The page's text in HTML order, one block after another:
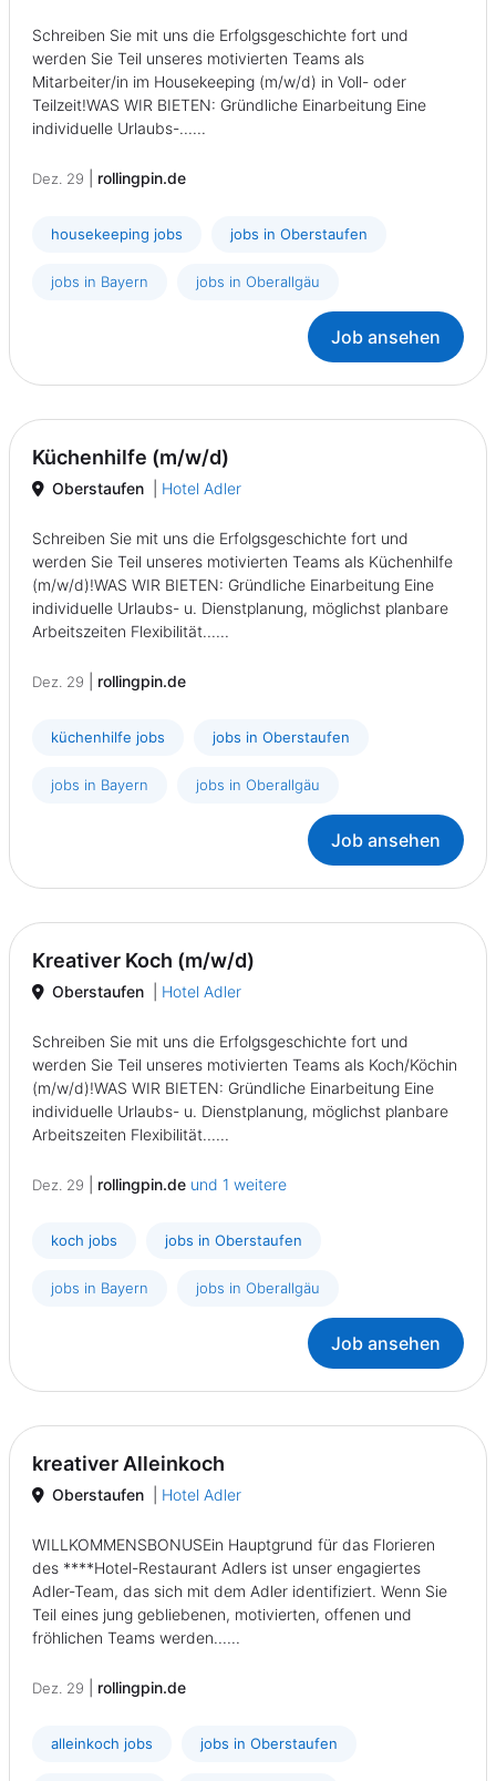
Schreiben Sie mit uns die Erfolgsgeschichte fort und
werden Sie Teil unseres motivierten Teams als
Mitarbeiter/in im Housekeeping (m/w/d) in Voll- oder
Teilzeit!WAS WIR BIETEN: Gründliche Einarbeitung Eine
individuelle Urlaubs-......
Dez. 29 rollingpin.de
housekeeping jobs jobs in Oberstaufen
jobs in Bayern jobs in Oberallgäu
Job ansehen
Küchenhilfe (m/w/d)
Oberstaufen Hotel Adler
Schreiben Sie mit uns die Erfolgsgeschichte fort und
werden Sie Teil unseres motivierten Teams als Küchenhilfe
(m/w/d)!WAS WIR BIETEN: Gründliche Einarbeitung Eine
individuelle Urlaubs- u. Dienstplanung, möglichst planbare
Arbeitszeiten Flexibilität......
Dez. 29 rollingpin.de
küchenhilfe jobs jobs in Oberstaufen
jobs in Bayern jobs in Oberallgäu
Job ansehen
Kreativer Koch (m/w/d)
Oberstaufen Hotel Adler
Schreiben Sie mit uns die Erfolgsgeschichte fort und
werden Sie Teil unseres motivierten Teams als Koch/Köchin
(m/w/d)!WAS WIR BIETEN: Gründliche Einarbeitung Eine
individuelle Urlaubs- u. Dienstplanung, möglichst planbare
Arbeitszeiten Flexibilität......
Dez. 29 rollingpin.de und 1 weitere
koch jobs jobs in Oberstaufen
jobs in Bayern jobs in Oberallgäu
Job ansehen
kreativer Alleinkoch
Oberstaufen Hotel Adler
WILLKOMMENSBONUSEin Hauptgrund für das Florieren
des ****Hotel-Restaurant Adlers ist unser engagiertes
Adler-Team, das sich mit dem Adler identifiziert. Wenn Sie
Teil eines jung gebliebenen, motivierten, offenen und
fröhlichen Teams werden......
Dez. 29 rollingpin.de
alleinkoch jobs jobs in Oberstaufen